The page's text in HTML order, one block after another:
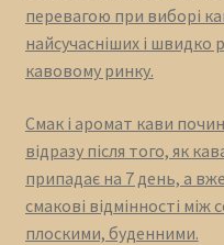
перевагою при виборі
найсучасніших і швидко
кавовому ринку.
Смак і аромат кави
відразу після того, як
припадає на 7 день, а
смакові відмінності
плоскими, буденними.